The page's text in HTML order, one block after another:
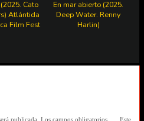
Cato
Atlántida
Film Fest
En mar abierto (2025.
Deep Water. Renny
Harlin)
publicada. Los campos obligatorios Este